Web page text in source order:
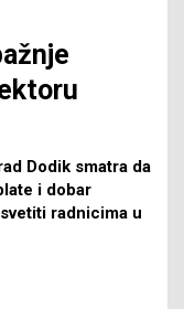
Dodik smatra da
i dobar
radnicima u